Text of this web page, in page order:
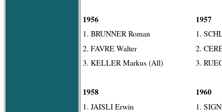
1956
1. BRUNNER Roman
2. FAVRE Walter
3. KELLER Markus (All)
1958
1. JAISLI Erwin
1957
1.
2.
3.
1960
1.